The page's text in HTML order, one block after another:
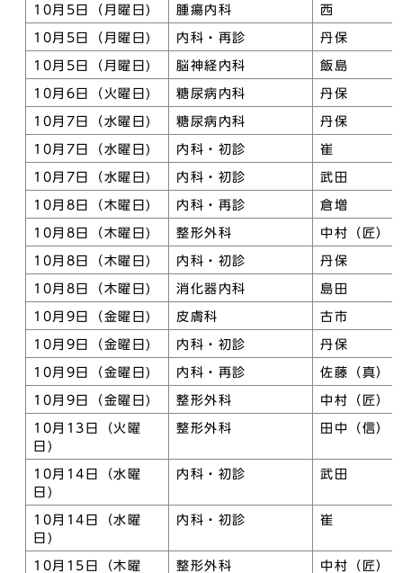
10月5日（月曜日) 腫瘍内科 西
10月5日（月曜日) 内科・再診 丹保
10月5日（月曜日) 脳神経内科 飯島
10月6日（火曜日) 糖尿病内科 丹保
10月7日（水曜日) 糖尿病内科 丹保
10月7日（水曜日) 内科・初診 崔
10月7日（水曜日) 内科・初診 武田
10月8日（木曜日) 内科・再診 倉増
10月8日（木曜日) 整形外科 中村（匠）
10月8日（木曜日) 内科・初診 丹保
10月8日（木曜日) 消化器内科 島田
10月9日（金曜日) 皮膚科 古市
10月9日（金曜日) 内科・初診 丹保
10月9日（金曜日) 内科・再診 佐藤（真）
10月9日（金曜日) 整形外科 中村（匠）
10月13日（火曜
日)
整形外科 田中（信）
10月14日（水曜
日)
内科・初診 武田
10月14日（水曜
日)
内科・初診 崔
10月15日（木曜
整形外科 中村（匠）